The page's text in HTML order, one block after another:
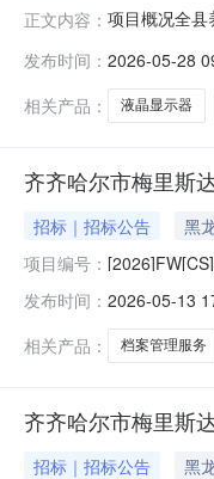
正文内容： 项目概况全
发布时间： 2026-05-28
相关产品：
液晶显示器
齐齐哈尔市梅里斯
招标｜招标公告
黑
项目编号：
发布时间： 2026-05-13
相关产品：
档案管理服务
齐齐哈尔市梅里斯
招标｜招标公告
黑